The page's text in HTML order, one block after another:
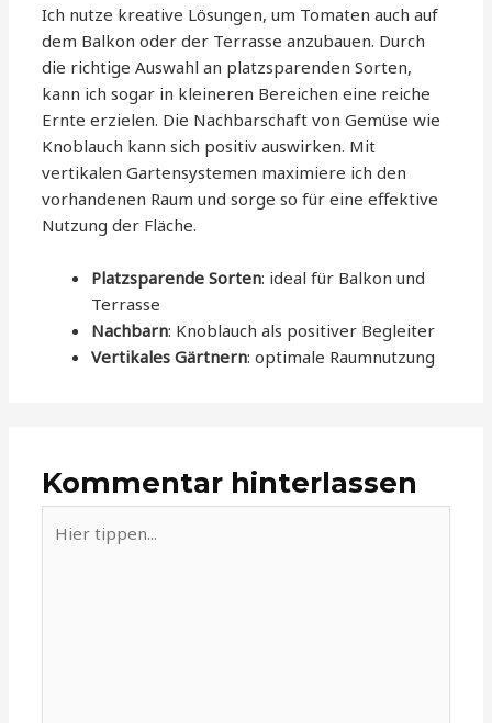
Ich nutze kreative Lösungen, um Tomaten auch auf
dem Balkon oder der Terrasse anzubauen. Durch
die richtige Auswahl an platzsparenden Sorten,
kann ich sogar in kleineren Bereichen eine reiche
Ernte erzielen. Die Nachbarschaft von Gemüse wie
Knoblauch kann sich positiv auswirken. Mit
vertikalen Gartensystemen maximiere ich den
vorhandenen Raum und sorge so für eine effektive
Nutzung der Fläche.
Platzsparende Sorten: ideal für Balkon und
Terrasse
Nachbarn: Knoblauch als positiver Begleiter
Vertikales Gärtnern: optimale Raumnutzung
Kommentar hinterlassen
tippen...